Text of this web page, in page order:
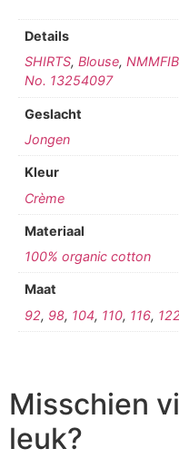
Details
SHIRTS,Blouse,
No. 13254097
Geslacht
Jongen
Kleur
Crème
Materiaal
100% organic cotton
Maat
92, 98, 104, 110, 116, 122
Misschien
leuk?